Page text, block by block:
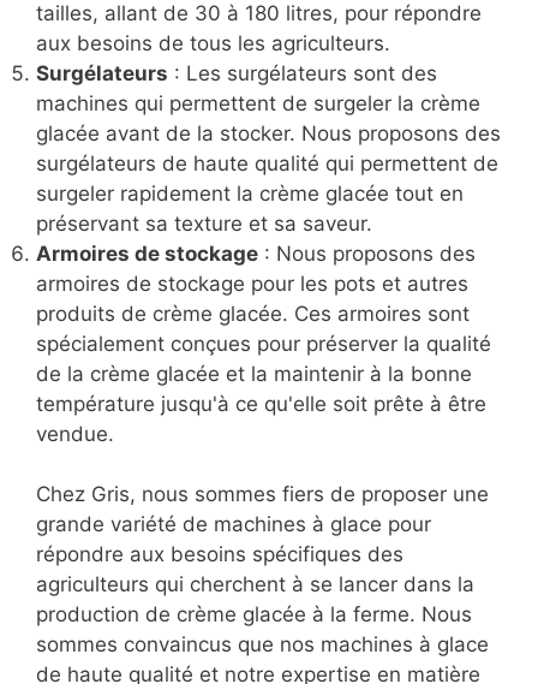
tailles, allant de 30 à 180 litres, pour répondre
aux besoins de tous les agriculteurs.
Surgélateurs : Les surgélateurs sont des
machines qui permettent de surgeler la crème
glacée avant de la stocker. Nous proposons des
surgélateurs de haute qualité qui permettent de
surgeler rapidement la crème glacée tout en
préservant sa texture et sa saveur.
Armoires de stockage : Nous proposons des
armoires de stockage pour les pots et autres
produits de crème glacée. Ces armoires sont
spécialement conçues pour préserver la qualité
de la crème glacée et la maintenir à la bonne
température jusqu'à ce qu'elle soit prête à être
vendue.
Chez Gris, nous sommes fiers de proposer une
grande variété de machines à glace pour
répondre aux besoins spécifiques des
agriculteurs qui cherchent à se lancer dans la
production de crème glacée à la ferme. Nous
sommes convaincus que nos machines à glace
de haute qualité et notre expertise en matière